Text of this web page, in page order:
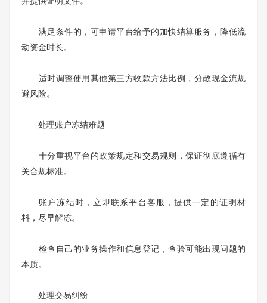
满足条件的，可申请平台给予的加快结算服务，降低流
动资金时长。
适时调整使用其他第三方收款方法比例，分散现金流规
避风险。
处理账户冻结难题
十分重视平台的政策规定和交易规则，保证彻底遵循有
关合规标准。
账户冻结时，立即联系平台客服，提供一定的证明材
料，尽早解冻。
检查自己的业务操作和信息登记，查验可能出现问题的
本质。
处理交易纠纷